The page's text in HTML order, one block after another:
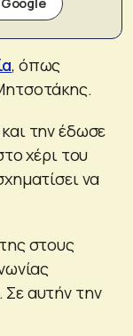
, όπως
την έδωσε
χέρι του
να
στους
αυτήν την